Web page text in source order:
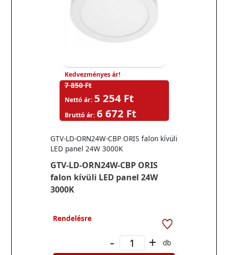
GTV-LD-ORN24W-CBP ORIS
falon kívüli LED panel 24W
3000K
GTV-LD-ORN24W-CBP ORIS falon kívüli
LED panel 24W 3000K
Kedvezményes ár!
7 850 Ft
Nettó ár: 5 254 Ft
Bruttó ár: 6 672 Ft
Rendelésre
- +
db